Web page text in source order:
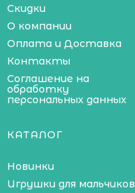
Скидки
О компании
Оплата и Доставка
Контакты
Соглашение на
обработку
персональных данных
КАТАЛОГ
Новинки
Игрушки для мальчиков